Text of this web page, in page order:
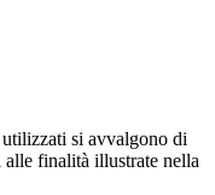
si avvalgono di
finalità illustrate nella